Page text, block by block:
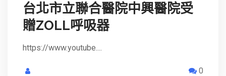
台北市立聯合醫院中興醫院受
贈ZOLL呼吸器
https://www.youtube....
0